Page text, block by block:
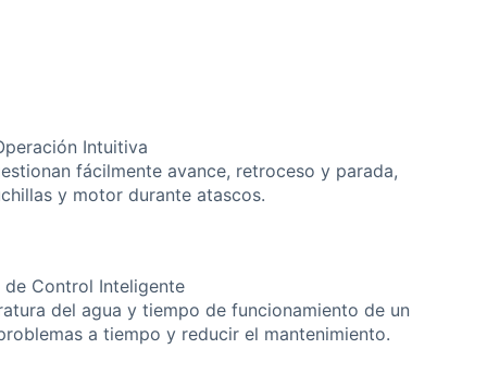
Intuitiva
fácilmente avance, retroceso y parada,
y motor durante atascos.
de Control Inteligente
del agua y tiempo de funcionamiento de un
a tiempo y reducir el mantenimiento.